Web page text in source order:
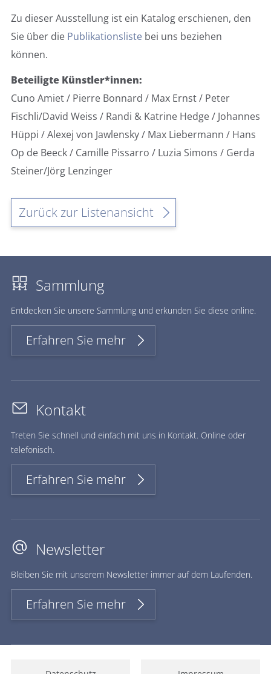
Zu dieser Ausstellung ist ein Katalog erschienen, den
Sie über die Publikationsliste bei uns beziehen
können.
Beteiligte Künstler*innen:
Cuno Amiet / Pierre Bonnard / Max Ernst / Peter
Fischli/David Weiss / Randi & Katrine Hedge / Johannes
Hüppi / Alexej von Jawlensky / Max Liebermann / Hans
Op de Beeck / Camille Pissarro / Luzia Simons / Gerda
Steiner/Jörg Lenzinger
Zurück zur Listenansicht
Sammlung
Ent­de­cken Sie un­se­re Samm­lung und er­kun­den Sie die­se on­line.
Erfahren Sie mehr
Kontakt
Treten Sie schnell und einfach mit uns in Kontakt. Online oder
telefonisch.
Erfahren Sie mehr
Newsletter
Bleiben Sie mit unserem Newsletter immer auf dem Laufenden.
Erfahren Sie mehr